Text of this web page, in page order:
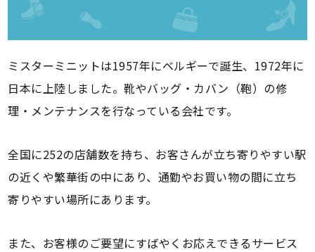
ミスターミニットは1957年にベルギーで誕生、1972年に
日本に上陸しました。靴やバッグ・カバン（鞄）の修
理・メンテナンスを行なっている会社です。
全国に252の店舗数を持ち、お客さんが立ち寄りやすい駅
の近くや繁華街の中にあり、通勤やお買い物の間に立ち
寄りやすい場所にあります。
また、お客様のご要望にすばやくお応えできるサービス